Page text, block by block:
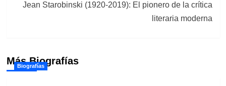
Jean Starobinski (1920-2019): El pionero de la crítica
literaria moderna
Más Biografías
Biografías